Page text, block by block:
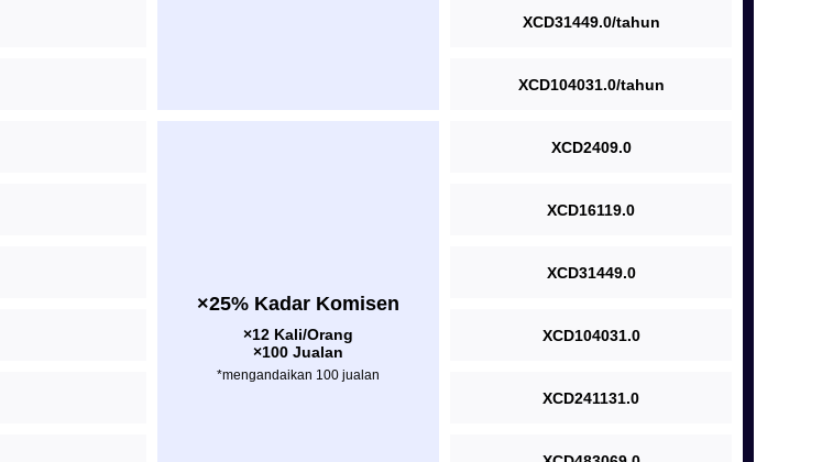
XCD31449.0/tahun
XCD104031.0/tahun
×25% Kadar Komisen
×12 Kali/Orang
×100 Jualan
*mengandaikan 100 jualan
XCD2409.0
XCD16119.0
XCD31449.0
XCD104031.0
XCD241131.0